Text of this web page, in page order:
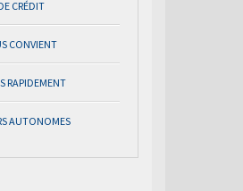
CRÉDIT
CONVIENT
RAPIDEMENT
AUTONOMES